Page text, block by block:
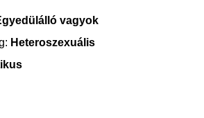
vagyok
Heteroszexuális